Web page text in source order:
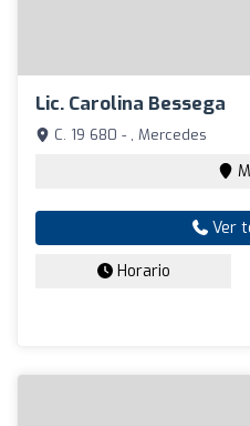
Lic. Carolina Bessega
C. 19 680 - , Mercedes
Ver
Horario